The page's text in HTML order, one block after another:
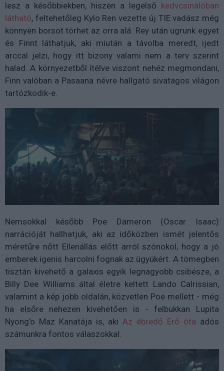
lesz a későbbiekben, hiszen a legelső kedvcsinálóban
látható, feltehetőleg Kylo Ren vezette új TIE vadász még
könnyen borsot törhet az orra alá. Rey után ugrunk egyet
és Finnt láthatjuk, aki miután a távolba meredt, ijedt
arccal jelzi, hogy itt bizony valami nem a terv szerint
halad. A környezetből ítélve viszont nehéz megmondani,
Finn valóban a Pasaana névre hallgató sivatagos világon
tartózkodik-e.
Nemsokkal később Poe Dameron (Oscar Isaac)
narrációját hallhatjuk, aki az időközben ismét jelentős
méretűre nőtt Ellenállás előtt arról szónokol, hogy a jó
emberek igenis harcolni fognak az ügyükért. A tömegben
tisztán kivehető a galaxis egyik legnagyobb csibésze, a
Billy Dee Williams által életre keltett Lando Calrissian,
valamint a kép jobb oldalán, közvetlen Poe mellett - még
ha elsőre nehezen kivehetően is - felbukkan Lupita
Nyong'o Maz Kanatája is, aki Az ébredő Erő óta adós
számunkra fontos válaszokkal.